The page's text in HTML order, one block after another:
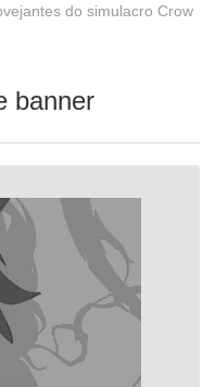
do simulacro Crow
banner